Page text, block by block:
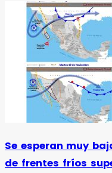
Se esperan muy
de frentes fríos